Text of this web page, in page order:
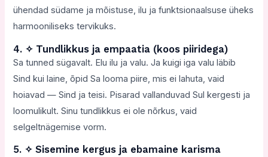
ühendad südame ja mõistuse, ilu ja funktsionaalsuse üheks
harmooniliseks tervikuks.
4. ✧ Tundlikkus ja empaatia (koos piiridega)
Sa tunned sügavalt. Elu ilu ja valu. Ja kuigi iga valu läbib
Sind kui laine, õpid Sa looma piire, mis ei lahuta, vaid
hoiavad — Sind ja teisi. Pisarad vallanduvad Sul kergesti ja
loomulikult. Sinu tundlikkus ei ole nõrkus, vaid
selgeltnägemise vorm.
5. ✧ Sisemine kergus ja ebamaine karisma